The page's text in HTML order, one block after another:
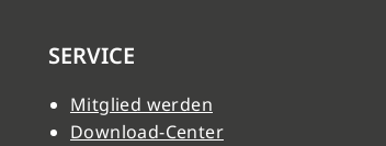
SERVICE
Mitglied werden
Download-Center